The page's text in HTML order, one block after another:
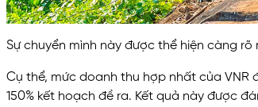
Sự chuyển mình này được thể hiện càng
Cụ thể, mức doanh thu hợp nhất của
150% kết hoạch đề ra. Kết quả này được